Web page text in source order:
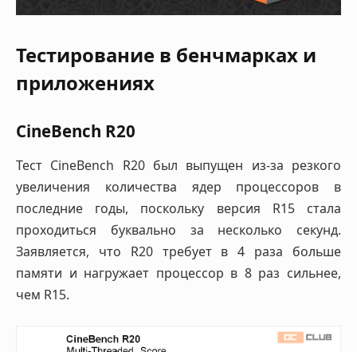
Тестирование в бенчмарках и
приложениях
CineBench R20
Тест CineBench R20 был выпущен из-за резкого
увеличения количества ядер процессоров в
последние годы, поскольку версия R15 стала
проходиться буквально за несколько секунд.
Заявляется, что R20 требует в 4 раза больше
памяти и нагружает процессор в 8 раз сильнее,
чем R15.